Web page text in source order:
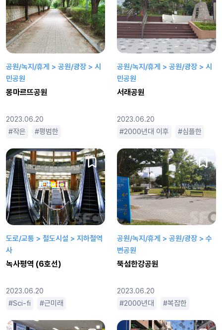
공원/녹지/휴게 > 공원/광장 > 시
민공원
몽마르뜨공원
2023.06.20
작은 평범한
공원/녹지/휴게 > 공원/광장 > 시
민공원
서래공원
2023.06.20
2000년대 이후 심플한
도로/교통 > 철도시설 > 지하철역
사
녹사평역 (6호선)
2023.06.20
Sci-fi 근미래 웅장한
공원/녹지/휴게 > 공원/광장 > 수
변공원
뚝섬한강공원
2023.06.20
2000년대 복잡한